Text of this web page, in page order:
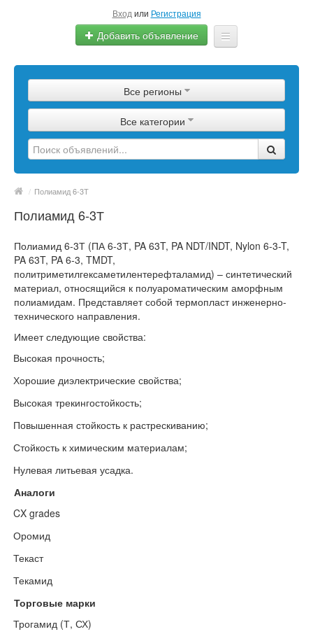
Вход или Регистрация
Добавить объявление
Сырье
Изделия
Оборудование
Все регионы
Все категории
/ Полиамид 6-3Т
Полиамид 6-3Т
Полиамид 6-3Т (ПА 6-3Т, PA 63T, PA NDT/INDT, Nylon 6-3-T,
PA 63T, PA 6-3, TMDT,
политриметилгексаметилентерефталамид) – синтетический
материал, относящийся к полуароматическим аморфным
полиамидам. Представляет собой термопласт инженерно-
технического направления.
Имеет следующие свойства:
Высокая прочность;
Хорошие диэлектрические свойства;
Высокая трекингостойкость;
Повышенная стойкость к растрескиванию;
Стойкость к химическим материалам;
Нулевая литьевая усадка.
Аналоги
CX grades
Оромид
Текаст
Текамид
Торговые марки
Трогамид (Т, СХ)